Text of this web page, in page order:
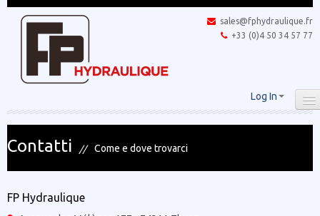
sales@fphydraulique.fr
+33 (0)4 50 34 57 77
Log In
Contatti Come e dove trovarci
FP Hydraulique